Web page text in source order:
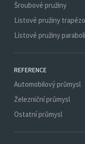
Šroubové pružiny
Listové pružiny
Listové pružiny
REFERENCE
Automobilový průmysl
Železniční průmysl
Ostatní průmysl